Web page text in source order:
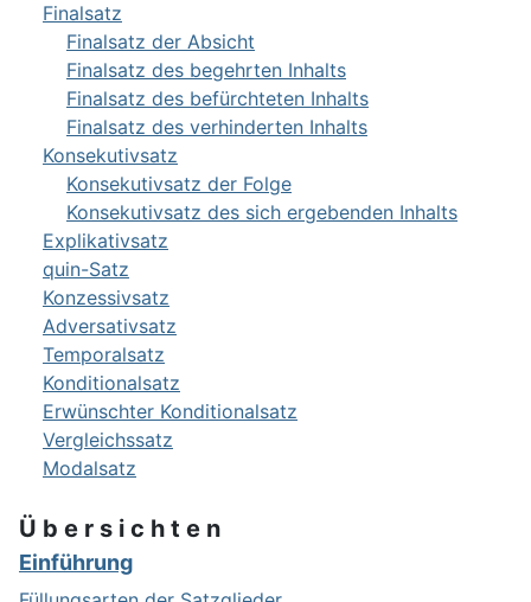
Finalsatz
Finalsatz der Absicht
Finalsatz des begehrten Inhalts
Finalsatz des befürchteten Inhalts
Finalsatz des verhinderten Inhalts
Konsekutivsatz
Konsekutivsatz der Folge
Konsekutivsatz des sich ergebenden Inhalts
Explikativsatz
quin-Satz
Konzessivsatz
Adversativsatz
Temporalsatz
Konditionalsatz
Erwünschter Konditionalsatz
Vergleichssatz
Modalsatz
Ü b e r s i c h t e n
Einführung